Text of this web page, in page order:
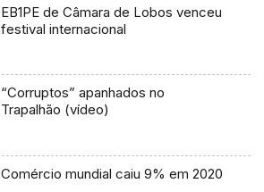
EB1PE de Câmara de Lobos venceu
festival internacional
“Corruptos” apanhados no
Trapalhão (vídeo)
Comércio mundial caiu 9% em 2020